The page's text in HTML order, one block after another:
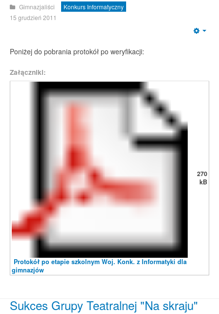
Gimnazjaliści
Konkurs Informatyczny
15 grudzień 2011
Poniżej do pobrania protokół po weryfikacji:
Załączniki:
Protokół po etapie szkolnym Woj. Konk. z Informatyki dla
gimnazjów
270
kB
Sukces Grupy Teatralnej "Na skraju"